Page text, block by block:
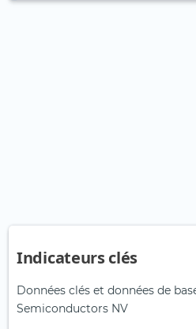
Indicateurs clés
Données clés et données de
Semiconductors NV